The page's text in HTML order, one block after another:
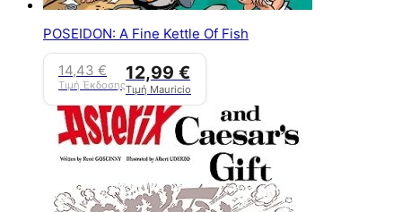
POSEIDON: A Fine Kettle Of Fish
14,43 €
Τιμή Έκδοσης
12,99 €
Τιμή Mauricio